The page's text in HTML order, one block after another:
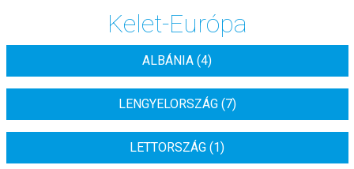
Kelet-Európa
ALBÁNIA (4)
LENGYELORSZÁG (7)
LETTORSZÁG (1)